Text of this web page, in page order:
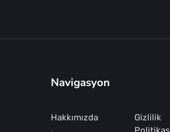
Navigasyon
Hakkımızda
Gizlilik